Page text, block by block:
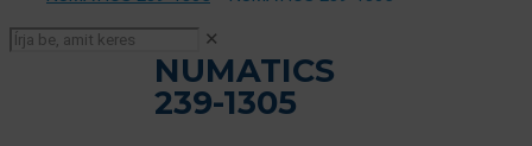
✕
NUMATICS
239-1305